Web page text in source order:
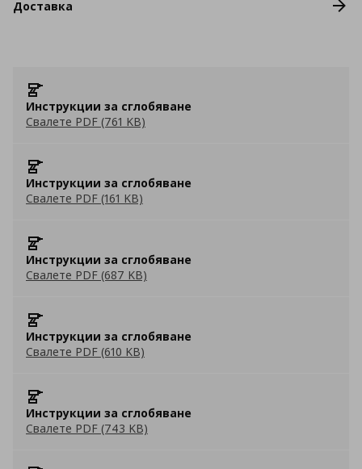
Доставка
Инструкции за сглобяване
Свалете PDF (761 KB)
Инструкции за сглобяване
Свалете PDF (161 KB)
Инструкции за сглобяване
Свалете PDF (687 KB)
Инструкции за сглобяване
Свалете PDF (610 KB)
Инструкции за сглобяване
Свалете PDF (743 KB)